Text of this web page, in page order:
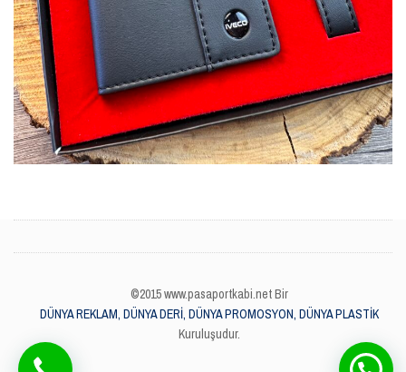
©2015 www.pasaportkabi.net Bir
DÜNYA REKLAM, DÜNYA DERİ, DÜNYA PROMOSYON, DÜNYA PLASTİK
Kuruluşudur.